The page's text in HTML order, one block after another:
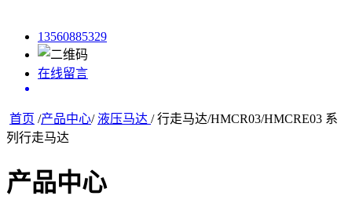
13560885329
在线留言
首页 /产品中心/ 液压马达 / 行走马达/HMCR03/HMCRE03 系
列行走马达
产品中心